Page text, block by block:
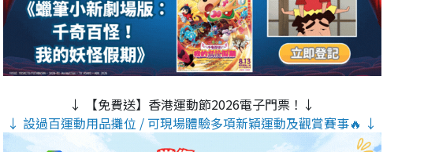
↓ 【免費送】香港運動節2026電子門票！↓
↓ 設過百運動用品攤位 / 可現場體驗多項新穎運動及觀賞賽事🔥 ↓